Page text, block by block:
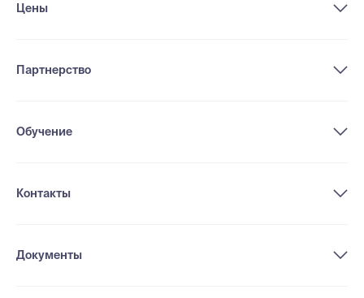
Цены
Партнерство
Обучение
Контакты
Документы